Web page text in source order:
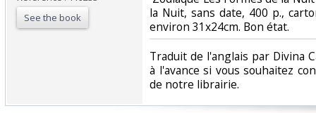
See the book
la Nuit, sans date, 400 p.,
environ 31x24cm. Bon état.‎
‎Traduit de l'anglais par Divina
à l'avance si vous souhaitez
de notre librairie.‎